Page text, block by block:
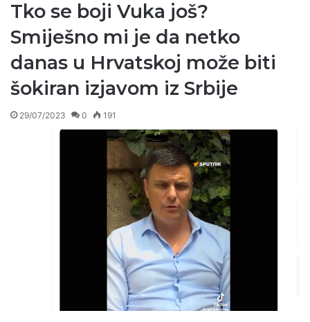
Tko se boji Vuka još?
Smiješno mi je da netko
danas u Hrvatskoj može biti
šokiran izjavom iz Srbije
29/07/2023 0 191